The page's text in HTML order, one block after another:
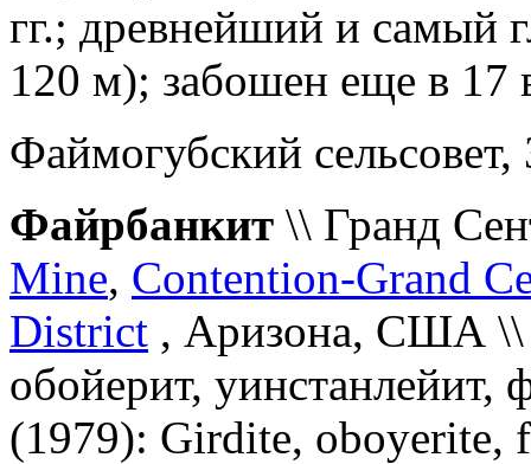
гг.; древнейший и самый
120 м); забошен еще в
Файмогубский
Файрбанкит \\ Гранд
Mine, Contention-Grand
District , Аризона, США \\
обойерит,
(1979): Girdite, oboyerite,